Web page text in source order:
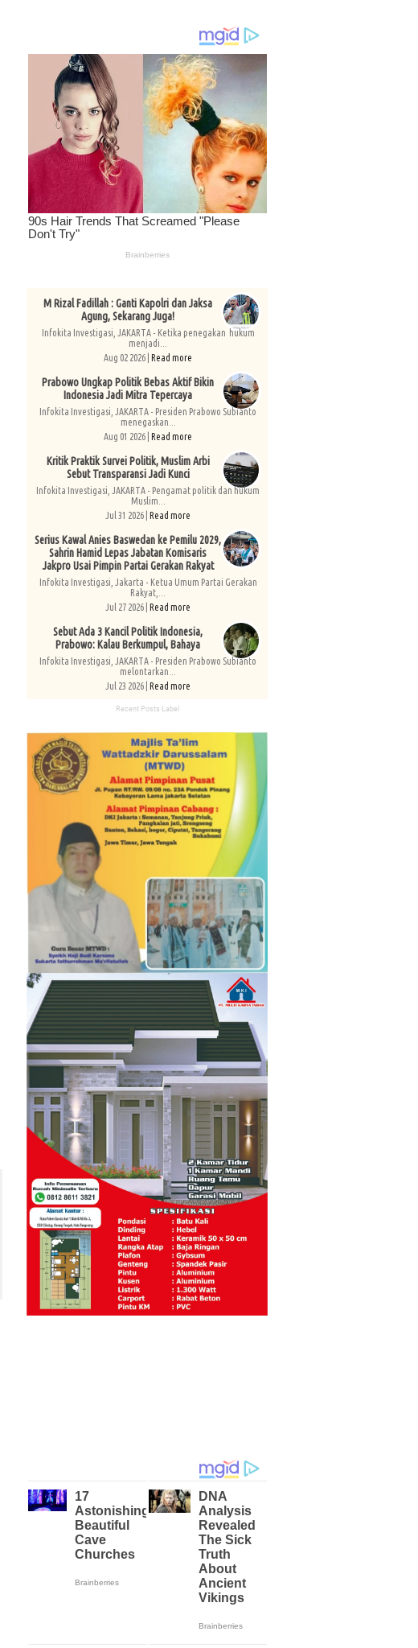
M Rizal Fadillah : Ganti Kapolri dan Jaksa
Agung, Sekarang Juga!
Infokita Investigasi, JAKARTA - Ketika penegakan hukum
menjadi...
Aug 02 2026 | Read more
Prabowo Ungkap Politik Bebas Aktif Bikin
Indonesia Jadi Mitra Tepercaya
Infokita Investigasi, JAKARTA - Presiden Prabowo Subianto
menegaskan...
Aug 01 2026 | Read more
Kritik Praktik Survei Politik, Muslim Arbi
Sebut Transparansi Jadi Kunci
Infokita Investigasi, JAKARTA - Pengamat politik dan hukum
Muslim...
Jul 31 2026 | Read more
Serius Kawal Anies Baswedan ke Pemilu 2029,
Sahrin Hamid Lepas Jabatan Komisaris
Jakpro Usai Pimpin Partai Gerakan Rakyat
Infokita Investigasi, Jakarta - Ketua Umum Partai Gerakan
Rakyat,...
Jul 27 2026 | Read more
Sebut Ada 3 Kancil Politik Indonesia,
Prabowo: Kalau Berkumpul, Bahaya
Infokita Investigasi, JAKARTA - Presiden Prabowo Subianto
melontarkan...
Jul 23 2026 | Read more
Recent Posts Label